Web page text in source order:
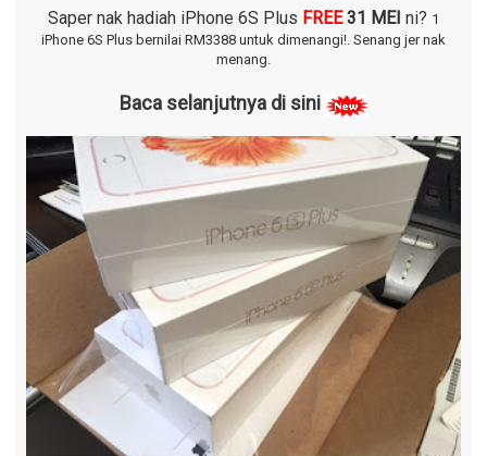
Saper nak hadiah iPhone 6S Plus FREE 31 MEI ni? 1
iPhone 6S Plus bernilai RM3388 untuk dimenangi!. Senang jer nak
menang.
Baca selanjutnya di sini